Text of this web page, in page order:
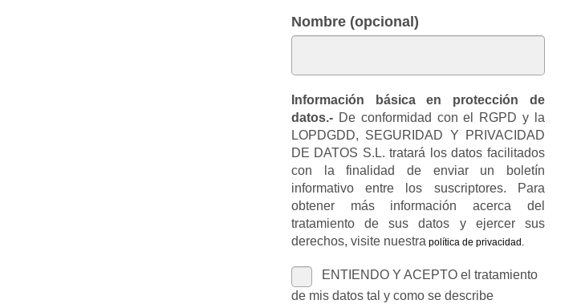
Nombre (opcional)
Información básica en protección de
datos.-De conformidad con el RGPD y la
LOPDGDD, SEGURIDAD Y PRIVACIDAD
DE DATOS S.L. tratará los datos facilitados
con la finalidad de enviar un boletín
informativo entre los suscriptores. Para
obtener más información acerca del
tratamiento de sus datos y ejercer sus
derechos, visite nuestra política de privacidad .
ENTIENDO Y ACEPTO el tratamiento
de mis datos tal y como se describe